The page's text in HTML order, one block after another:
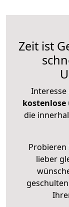
Zeit ist
Interesse
die
Probieren
lieber